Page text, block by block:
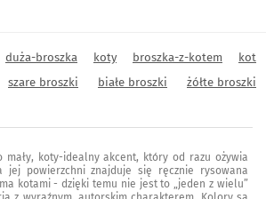
duża-broszka koty broszka-z-kotem
kot
szare broszki białe broszki żółte broszki
mały, koty-idealny akcent, który od razu ożywia
jej powierzchni znajduje się ręcznie rysowana
kotami - dzięki temu nie jest to „jeden z wielu”